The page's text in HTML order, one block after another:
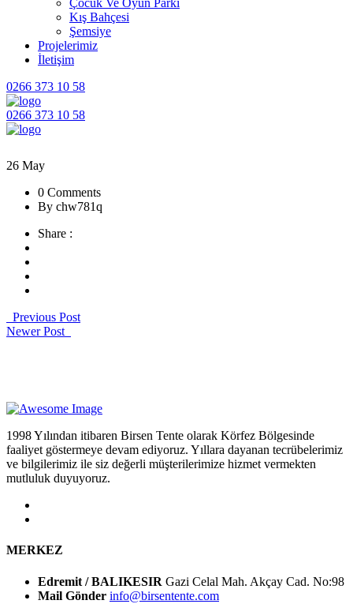
Çocuk Ve Oyun Parkı
Kış Bahçesi
Şemsiye
Projelerimiz
İletişim
0266 373 10 58
0266 373 10 58
26 May
0 Comments
By chw781q
Share :
Previous Post
Newer Post
1998 Yılından itibaren Birsen Tente olarak Körfez Bölgesinde
faaliyet göstermeye devam ediyoruz. Yıllara dayanan tecrübelerimiz
ve bilgilerimiz ile siz değerli müşterilerimize hizmet vermekten
mutluluk duyuyoruz.
MERKEZ
Edremit / BALIKESIR Gazi Celal Mah. Akçay Cad. No:98
Mail Gönder info@birsentente.com